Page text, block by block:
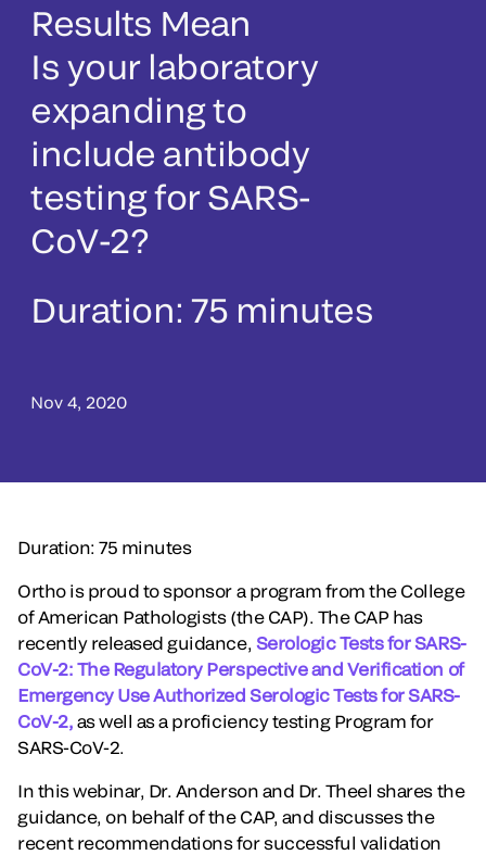
Results Mean
Is your laboratory
expanding to
include antibody
testing for SARS-
CoV-2?
Duration: 75 minutes
Nov 4, 2020
Duration: 75 minutes
Ortho is proud to sponsor a program from the College
of American Pathologists (the CAP). The CAP has
recently released guidance, Serologic Tests for SARS-
CoV-2: The Regulatory Perspective and Verification of
Emergency Use Authorized Serologic Tests for SARS-
CoV-2, as well as a proficiency testing Program for
SARS-CoV-2.
In this webinar, Dr. Anderson and Dr. Theel shares the
guidance, on behalf of the CAP, and discusses the
recent recommendations for successful validation